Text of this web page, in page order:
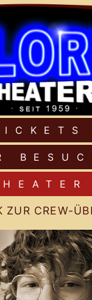
ZUR CREW-